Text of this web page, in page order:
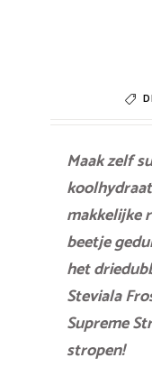
Maak zelf
makkelijke
beetje
het
Steviala
Supreme
stropen!